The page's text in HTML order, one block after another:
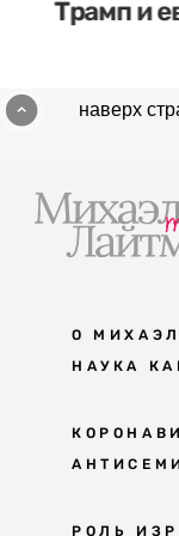
Трамп и
наверх
О
НАУКА
РОЛЬ